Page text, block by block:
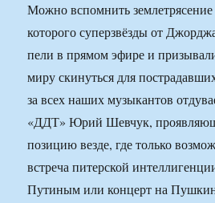
Можно вспомнить
которого суперзвёзды от
пели в прямом эфире и
миру скинуться для
за всех наших музыкантов
«ДДТ» Юрий Шевчук,
позицию везде, где только
встреча питерской
Путиным или концерт на